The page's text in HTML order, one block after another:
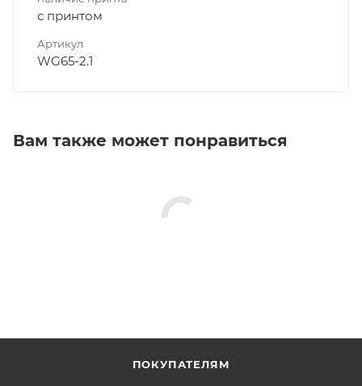
с принтом
Артикул
WG65-2.1
Вам также может понравиться
ПОКУПАТЕЛЯМ